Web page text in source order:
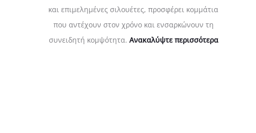
και επιμελημένες σιλουέτες, προσφέρει κομμάτια
που αντέχουν στον χρόνο και ενσαρκώνουν τη
συνειδητή κομψότητα. Ανακαλύψτε περισσότερα